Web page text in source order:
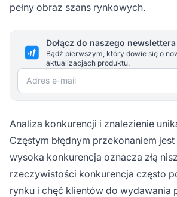
pełny obraz szans rynkowych.
Dołącz do naszego newslettera
Bądź pierwszym, który dowie się o
aktualizacjach produktu.
Adres e-mail
Analiza konkurencji i znalezienie
Częstym błędnym przekonaniem
wysoka konkurencja oznacza złą
rzeczywistości konkurencja często
rynku i chęć klientów do wydawania